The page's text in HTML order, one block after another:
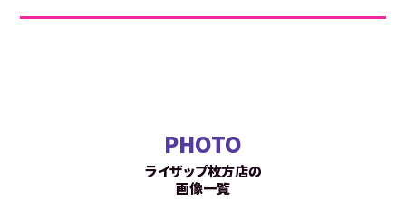
PHOTO
ライザップ枚方店の
画像一覧